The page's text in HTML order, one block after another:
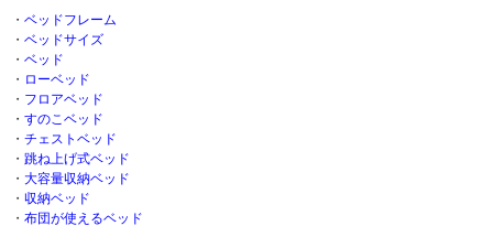
・ ベッドフレーム
・ ベッドサイズ
・ ベッド
・ ローベッド
・ フロアベッド
・ すのこベッド
・ チェストベッド
・ 跳ね上げ式ベッド
・ 大容量収納ベッド
・ 収納ベッド
・ 布団が使えるベッド